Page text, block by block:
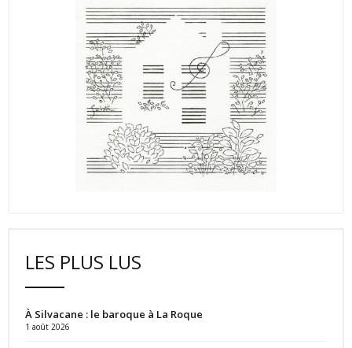
LES PLUS LUS
À Silvacane : le baroque à La Roque
1 août 2026